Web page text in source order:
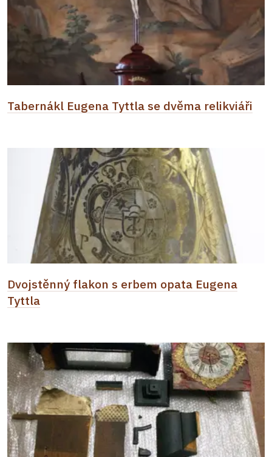
Tabernákl Eugena Tyttla se dvěma relikviáři
Dvojstěnný flakon s erbem opata Eugena
Tyttla